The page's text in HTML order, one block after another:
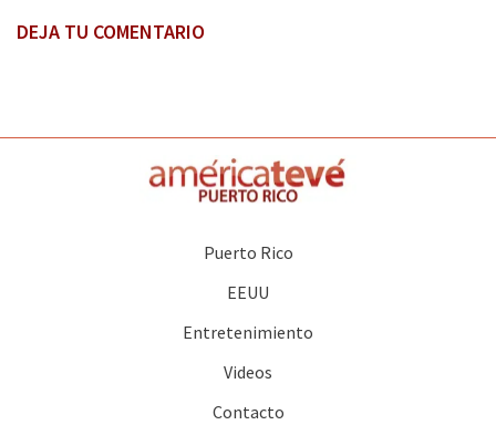
DEJA TU COMENTARIO
Puerto Rico
EEUU
Entretenimiento
Videos
Contacto